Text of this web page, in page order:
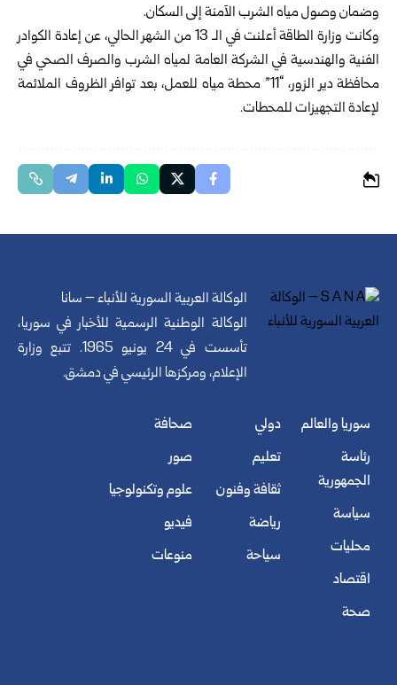
وضمان وصول مياه الشرب الآمنة إلى السكان.‏
وكانت وزارة الطاقة أعلنت في الـ 13 من الشهر الحالي، عن إعادة الكوادر
الفنية والهندسية ‏في ‏الشركة العامة لمياه الشرب والصرف الصحي في
محافظة ‏دير الزور، “11” محطة مياه للعمل، ‏بعد توافر الظروف ‏الملائمة
لإعادة التجهيزات للمحطات.‌‌‎
الوكالة العربية السورية للأنباء – سانا
الوكالة الوطنية الرسمية للأخبار في سوريا،
تأسست في 24 يونيو 1965. تتبع وزارة
الإعلام، ومركزها الرئيسي في دمشق.
سوريا والعالم
رئاسة
الجمهورية
سياسة
محليات
اقتصاد
صحة
دولي
تعليم
ثقافة وفنون
رياضة
سياحة
صحافة
صور
علوم وتكنولوجيا
فيديو
منوعات